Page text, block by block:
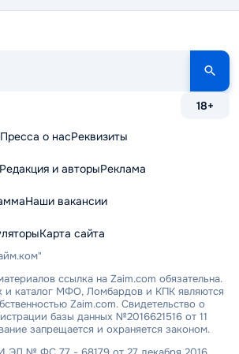
18+
Пресса о насРеквизиты
Редакция и авторыРеклама
Наши вакансии
Карта сайта
ссылка на Zaim.com обязательна.
и каталог МФО, Ломбардов и КПК являются
Zaim.com. Свидетельство о
базы данных №2016621516 от 11
запрещается и охраняется законом.